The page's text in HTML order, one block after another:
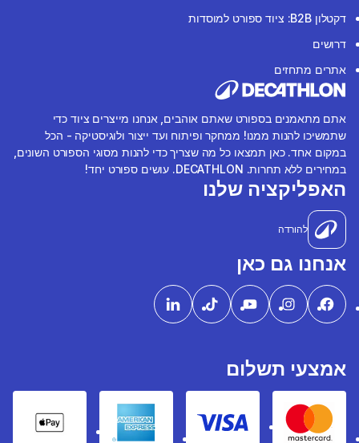
דקטלון B2B: ציוד ספורט למוסדות
דרושים
אתרים מתחזים
אתם מתאמנים בספורט שאתם אוהבים, אנחנו מייצרים ציוד כדי
שתמשיכו להנות ממנו! ממחקר ופיתוח ועד ייצור ולוגיסטיקה - הכל
במקום אחד. כאן תמצאו כל מה שצריך כדי להנות מסוגי הספורט השונים,
במחירים ללא תחרות. DECATHLON. עושים ספורט יחד!
האפליקציה שלנו
להורדה
אנחנו גם כאן
אמצעי תשלום
Mastercard
Visa
American express
Pay